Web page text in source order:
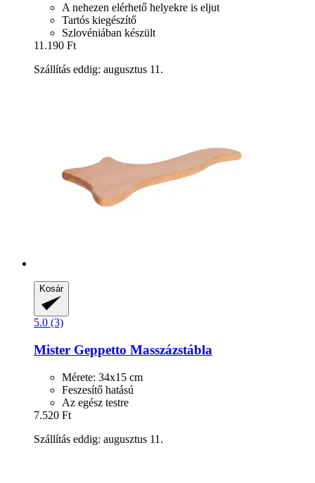
A nehezen elérhető helyekre is eljut
Tartós kiegészítő
Szlovéniában készült
11.190 Ft
Szállítás eddig: augusztus 11.
Kosár
5.0 (3)
Mister Geppetto Masszázstábla
Mérete: 34x15 cm
Feszesítő hatású
Az egész testre
7.520 Ft
Szállítás eddig: augusztus 11.